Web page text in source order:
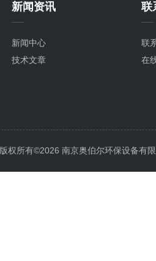
新闻资讯
新闻中心
技术文章
联
联
在
版权所有©2026 南京奥伯尔环保设备有